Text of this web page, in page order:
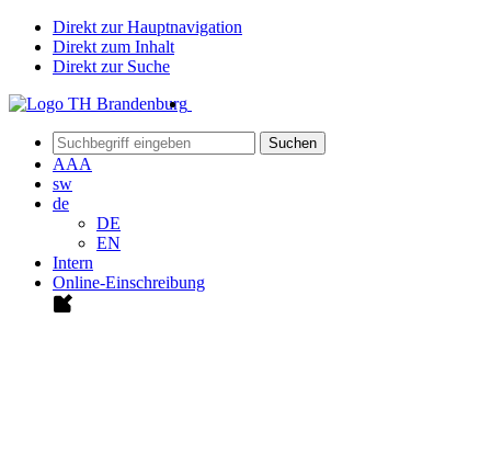
Direkt zur Hauptnavigation
Direkt zum Inhalt
Direkt zur Suche
Suchen
AAA
sw
de
DE
EN
Intern
Online-Einschreibung